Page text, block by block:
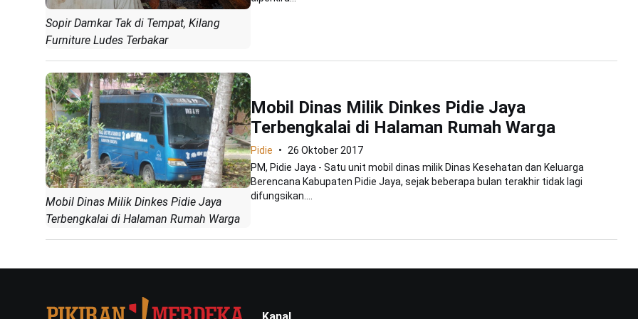
Sopir Damkar Tak di Tempat, Kilang
Furniture Ludes Terbakar
Mobil Dinas Milik Dinkes Pidie Jaya
Terbengkalai di Halaman Rumah Warga
Mobil Dinas Milik Dinkes Pidie Jaya
Terbengkalai di Halaman Rumah Warga
Pidie
26 Oktober 2017
PM, Pidie Jaya - Satu unit mobil dinas milik Dinas Kesehatan dan Keluarga
Berencana Kabupaten Pidie Jaya, sejak beberapa bulan terakhir tidak lagi
difungsikan....